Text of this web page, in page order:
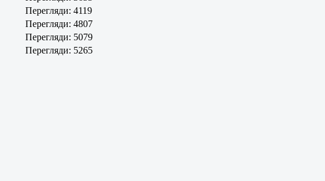
Перегляди: 4119
Перегляди: 4807
Перегляди: 5079
Перегляди: 5265